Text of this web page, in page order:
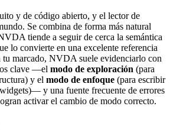
y de código abierto, y el lector de
Se combina de forma más natural
tiende a seguir de cerca la semántica
lo convierte en una excelente referencia
tu marcado, NVDA suele evidenciarlo con
clave —el modo de exploración (para
y el modo de enfoque (para escribir
y una fuente frecuente de errores
activar el cambio de modo correcto.